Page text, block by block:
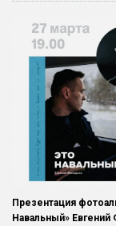
Презентация
Навальный»